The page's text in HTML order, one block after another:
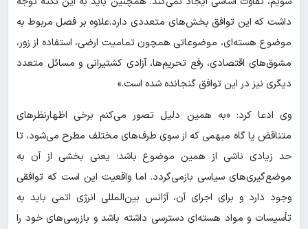
داشت که این توافق بخش‌های متعددی دارد.علاوه بر فصل مربوط به
موضوع هسته‌ای، موضوعاتی همچون تمامیت ارضی، استفاده از زور،
مشوق‌های اقتصادی، رفع تحریم‌ها، آزادی کشتیرانی و مسائل متعدد
دیگری نیز در این توافق گنجانده شده است.»
وی ادعا کرد: «به همین دلیل تصور می‌کنم برخی اظهارنظرهای
متناقض یا گاه مبهمی که از سوی طرف‌های مختلف مطرح می‌شود، تا
حد زیادی ناشی از همین موضوع باشد؛ یعنی بخشی از آن به
موضع‌گیری‌های سیاسی بازمی‌گردد. اما واقعیت این است که توافقی
وجود دارد و برای اجرای آن، آژانس بین‌المللی انرژی اتمی باید به
تأسیسات و مواد هسته‌ای دسترسی داشته باشد و بازرسی‌های خود را